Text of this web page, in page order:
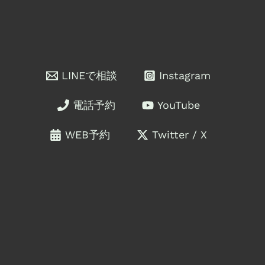
LINEで相談 Instagram
電話予約 YouTube
WEB予約 Twitter / X